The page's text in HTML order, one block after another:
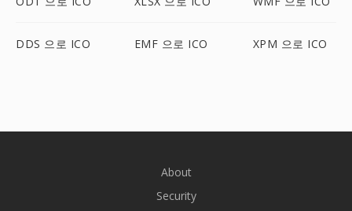
DDS 으로 ICO EMF 으로 ICO XPM 으로 ICO
About
Security